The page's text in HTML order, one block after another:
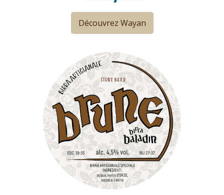
Découvrez Wayan